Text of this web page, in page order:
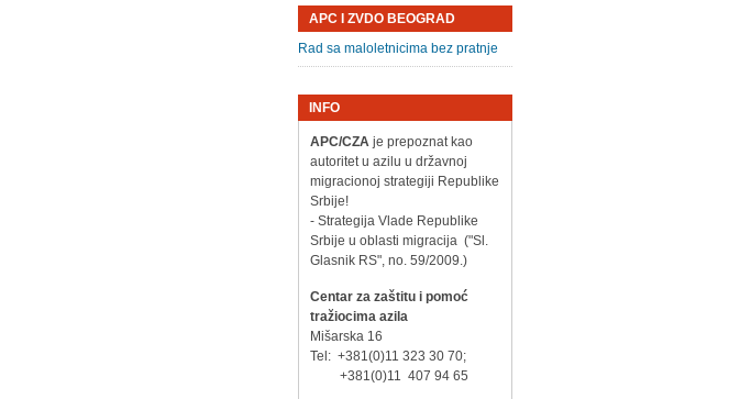
APC I ZVDO BEOGRAD
Rad sa maloletnicima bez pratnje
INFO
APC/CZAje prepoznat kao
autoritet u azilu u državnoj
migracionoj strategiji Republike
Srbije!
- Strategija Vlade Republike
Srbije u oblasti migracija ("Sl.
Glasnik RS", no. 59/2009.)
Centar za zaštitu i pomoć
tražiocima azila
Mišarska 16
Tel: +381(0)11 323 30 70;
+381(0)11 407 94 65